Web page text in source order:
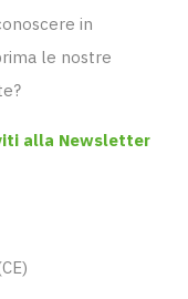
in
le nostre
alla Newsletter